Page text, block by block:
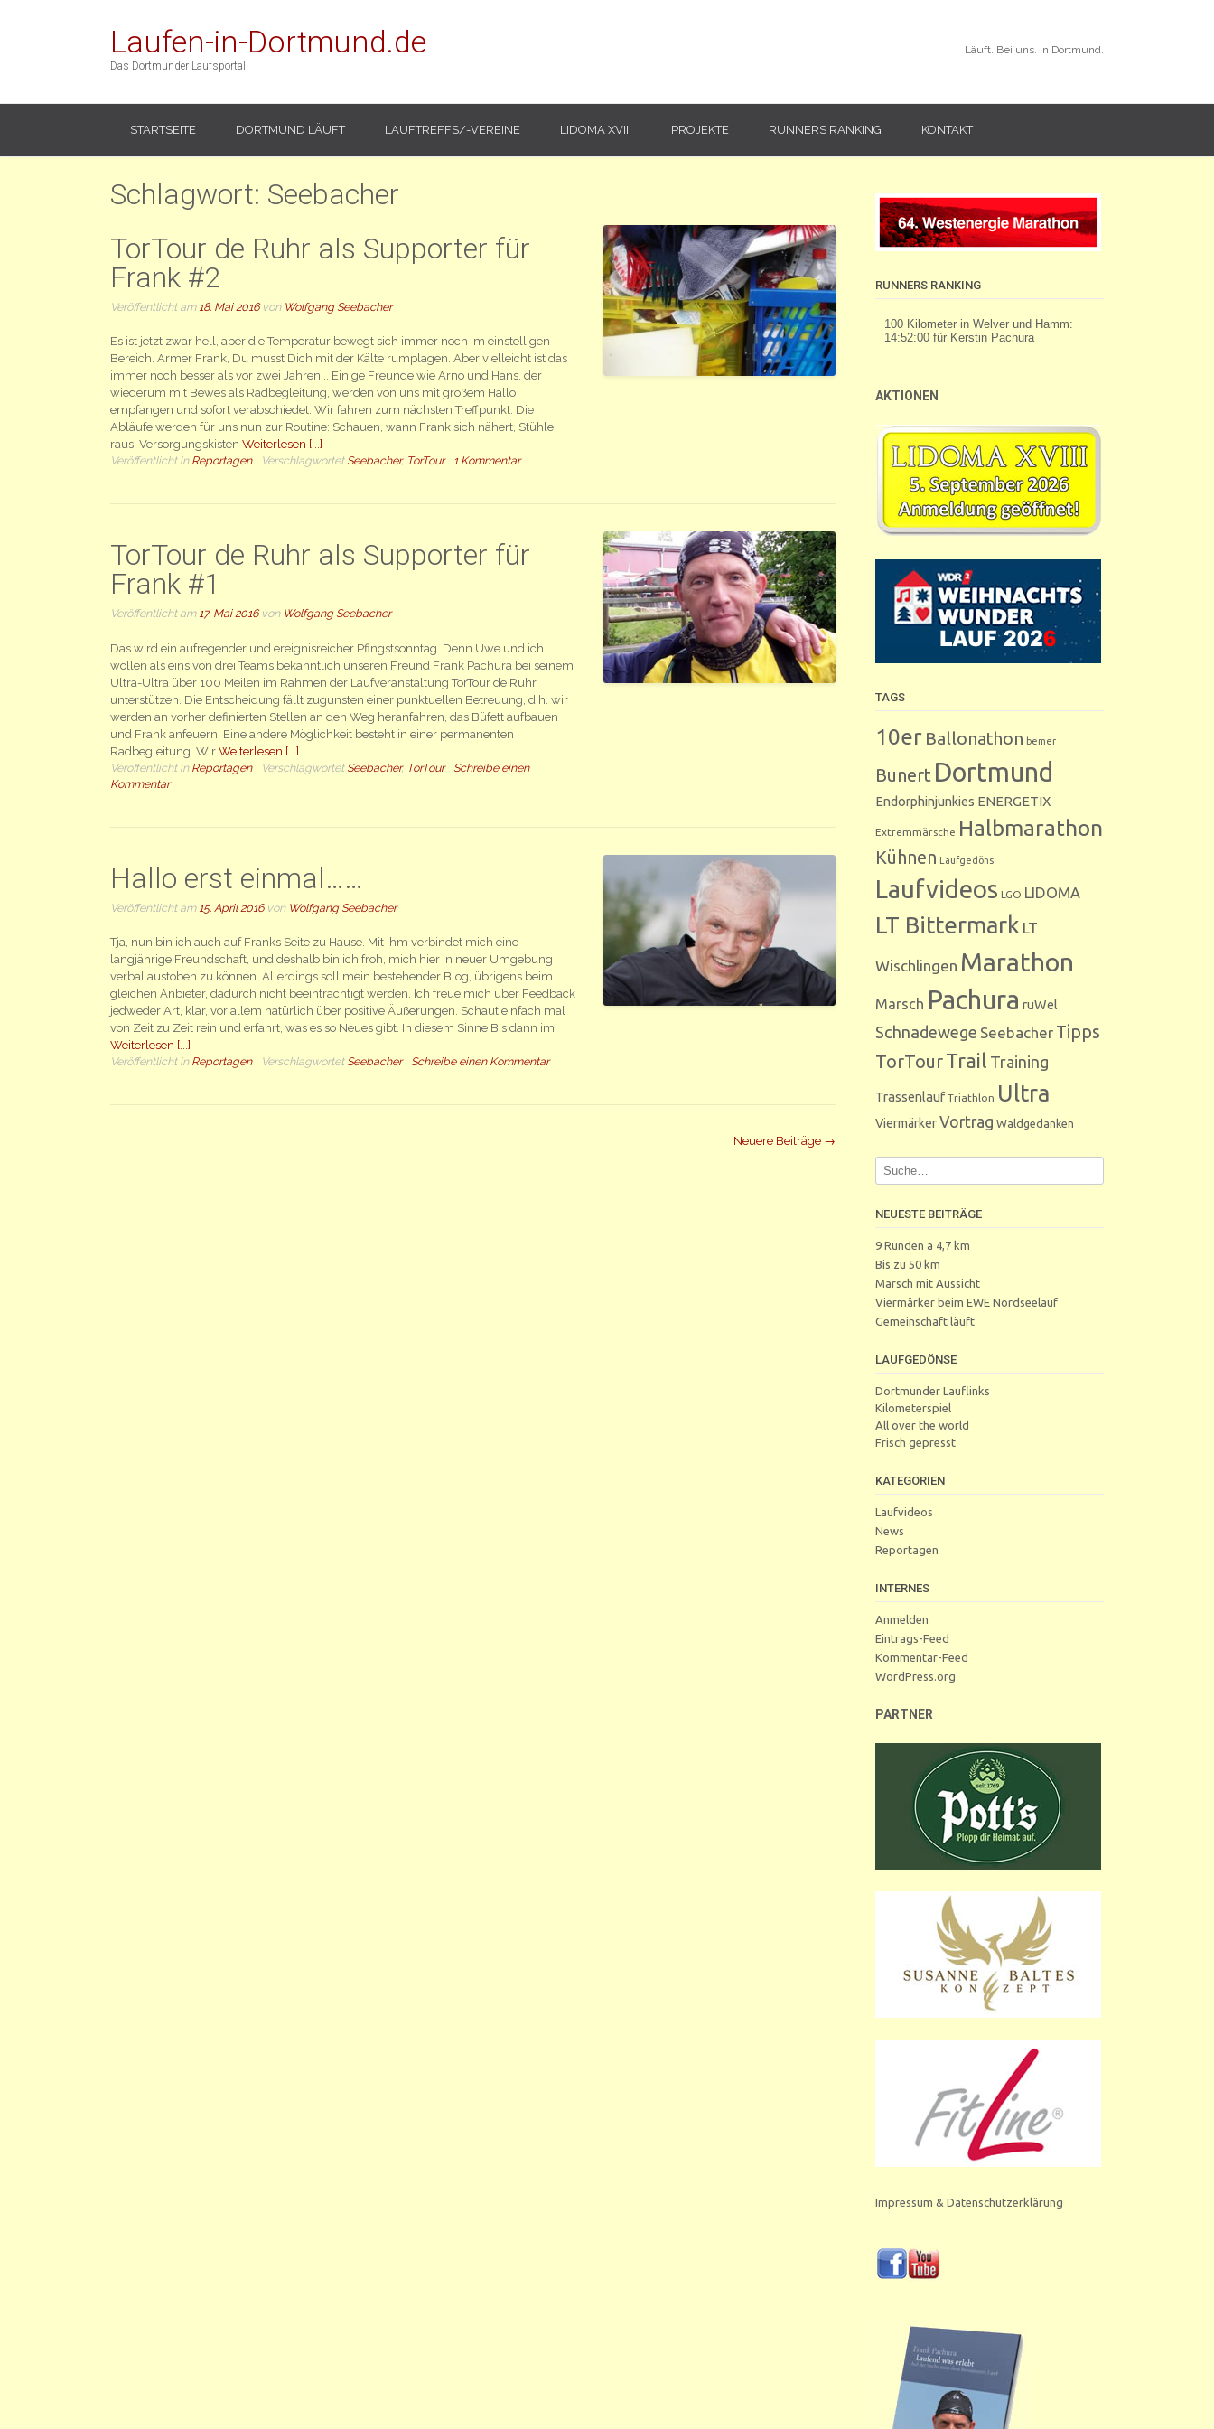
Laufen-in-Dortmund.de
Das Dortmunder Laufsportal
Läuft. Bei uns. In Dortmund.
STARTSEITE DORTMUND LÄUFT LAUFTREFFS/-VEREINE LIDOMA XVIII PROJEKTE RUNNERS RANKING KONTAKT
Schlagwort: Seebacher
TorTour de Ruhr als Supporter für
Frank #2
Veröffentlicht am 18. Mai 2016von Wolfgang Seebacher
Es ist jetzt zwar hell, aber die Temperatur bewegt sich immer noch im einstelligen
Bereich. Armer Frank, Du musst Dich mit der Kälte rumplagen. Aber vielleicht ist das
immer noch besser als vor zwei Jahren... Einige Freunde wie Arno und Hans, der
wiederum mit Bewes als Radbegleitung, werden von uns mit großem Hallo
empfangen und sofort verabschiedet. Wir fahren zum nächsten Treffpunkt. Die
Abläufe werden für uns nun zur Routine: Schauen, wann Frank sich nähert, Stühle
raus, VersorgungskistenWeiterlesen [...]
Veröffentlicht in Reportagen Verschlagwortet Seebacher, TorTour 1 Kommentar
TorTour de Ruhr als Supporter für
Frank #1
Veröffentlicht am 17. Mai 2016von Wolfgang Seebacher
Das wird ein aufregender und ereignisreicher Pfingstsonntag. Denn Uwe und ich
wollen als eins von drei Teams bekanntlich unseren Freund Frank Pachura bei seinem
Ultra-Ultra über 100 Meilen im Rahmen der Laufveranstaltung TorTour de Ruhr
unterstützen. Die Entscheidung fällt zugunsten einer punktuellen Betreuung, d.h. wir
werden an vorher definierten Stellen an den Weg heranfahren, das Büfett aufbauen
und Frank anfeuern. Eine andere Möglichkeit besteht in einer permanenten
Radbegleitung. WirWeiterlesen [...]
Veröffentlicht in Reportagen Verschlagwortet Seebacher, TorTour
Schreibe einen
Kommentar
Hallo erst einmal……
Veröffentlicht am 15. April 2016von Wolfgang Seebacher
Tja, nun bin ich auch auf Franks Seite zu Hause. Mit ihm verbindet mich eine
langjährige Freundschaft, und deshalb bin ich froh, mich hier in neuer Umgebung
verbal austoben zu können. Allerdings soll mein bestehender Blog, übrigens beim
gleichen Anbieter, dadurch nicht beeinträchtigt werden. Ich freue mich über Feedback
jedweder Art, klar, vor allem natürlich über positive Äußerungen. Schaut einfach mal
von Zeit zu Zeit rein und erfahrt, was es so Neues gibt. In diesem Sinne Bis dann im
Weiterlesen [...]
Veröffentlicht in Reportagen Verschlagwortet Seebacher Schreibe einen Kommentar
Neuere Beiträge →
RUNNERS RANKING
AKTIONEN
TAGS
10er Ballonathon bemer
Bunert Dortmund
Endorphinjunkies ENERGETIX
Extremmärsche Halbmarathon
Kühnen Laufgedöns
Laufvideos LGO LIDOMA
LT Bittermark LT
Wischlingen Marathon
Marsch Pachura ruWel
Schnadewege Seebacher Tipps
TorTourTrail Training
Trassenlauf Triathlon Ultra
ViermärkerVortrag Waldgedanken
NEUESTE BEITRÄGE
9 Runden a 4,7 km
Bis zu 50 km
Marsch mit Aussicht
Viermärker beim EWE Nordseelauf
Gemeinschaft läuft
LAUFGEDÖNSE
Dortmunder Lauflinks
Kilometerspiel
All over the world
Frisch gepresst
KATEGORIEN
Laufvideos
News
Reportagen
INTERNES
Anmelden
Eintrags-Feed
Kommentar-Feed
WordPress.org
PARTNER
Impressum & Datenschutzerklärung